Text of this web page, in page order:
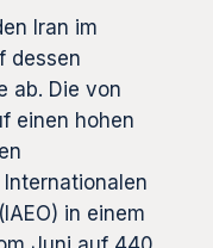
Iran im
dessen
ab. Die von
einen hohen
in einem